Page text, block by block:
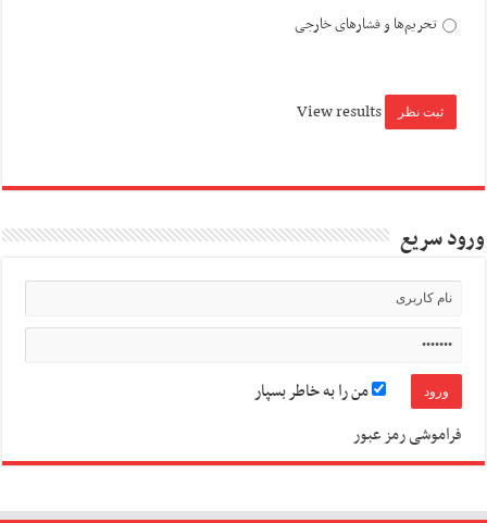
تحریم‌ها و فشارهای خارجی
View results
ورود سریع
من را به خاطر بسپار
فراموشی رمز عبور